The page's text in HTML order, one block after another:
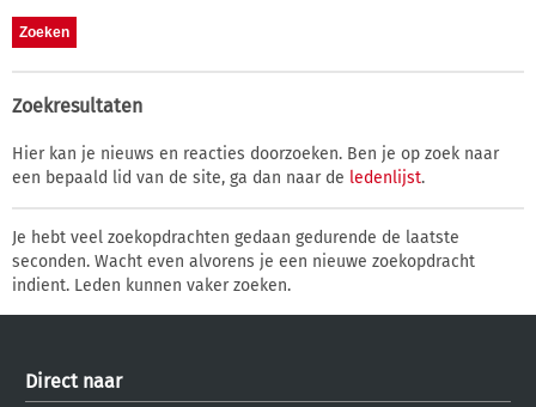
Zoekresultaten
Hier kan je nieuws en reacties doorzoeken. Ben je op zoek naar
een bepaald lid van de site, ga dan naar de ledenlijst.
Je hebt veel zoekopdrachten gedaan gedurende de laatste
seconden. Wacht even alvorens je een nieuwe zoekopdracht
indient. Leden kunnen vaker zoeken.
Direct naar